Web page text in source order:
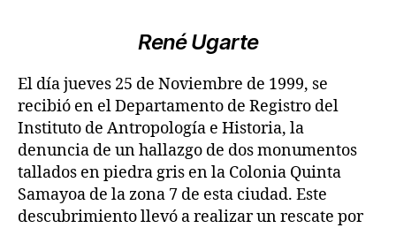
René Ugarte
El día jueves 25 de Noviembre de 1999, se
recibió en el Departamento de Registro del
Instituto de Antropología e Historia, la
denuncia de un hallazgo de dos monumentos
tallados en piedra gris en la Colonia Quinta
Samayoa de la zona 7 de esta ciudad. Este
descubrimiento llevó a realizar un rescate por